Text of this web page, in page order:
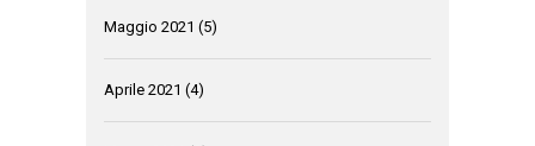
Maggio 2021 (5)
Aprile 2021 (4)